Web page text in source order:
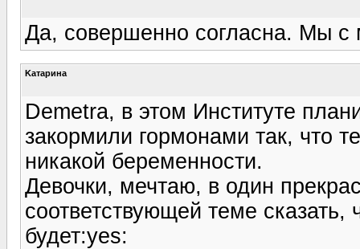
Да, совершенно согласна. Мы
Kатарина
Demetra, в этом Институте
закормили гормонами так, что
никакой беременности.
Девочки, мечтаю, в один
соответствующей теме
будет:yes: